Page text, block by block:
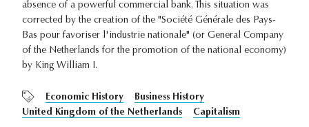
absence of a powerful commercial bank. This situation was
corrected by the creation of the "Société Générale des Pays-
Bas pour favoriser l'industrie nationale" (or General Company
of the Netherlands for the promotion of the national economy)
by King William I.
Economic History
Business History
United Kingdom of the Netherlands
Capitalism